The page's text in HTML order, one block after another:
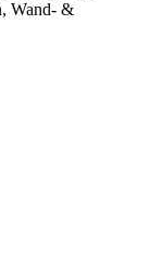
Wand- &